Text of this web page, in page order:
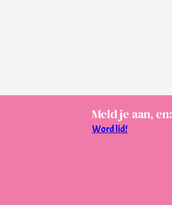
Meld je aan, en:
Word lid!